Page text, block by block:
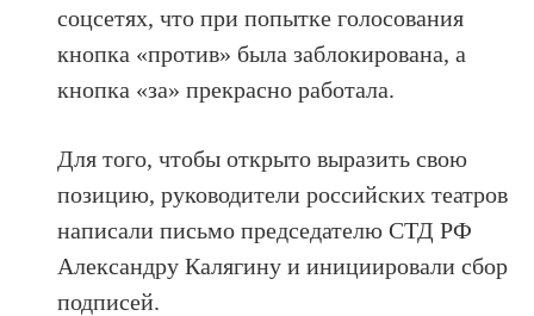
соцсетях, что при попытке голосования
кнопка «против» была заблокирована, а
кнопка «за» прекрасно работала.
Для того, чтобы открыто выразить свою
позицию, руководители российских театров
написали письмо председателю СТД РФ
Александру Калягину и инициировали сбор
подписей.